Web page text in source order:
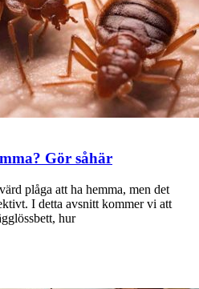
Gör såhär
plåga att ha hemma, men det
I detta avsnitt kommer vi att
hur